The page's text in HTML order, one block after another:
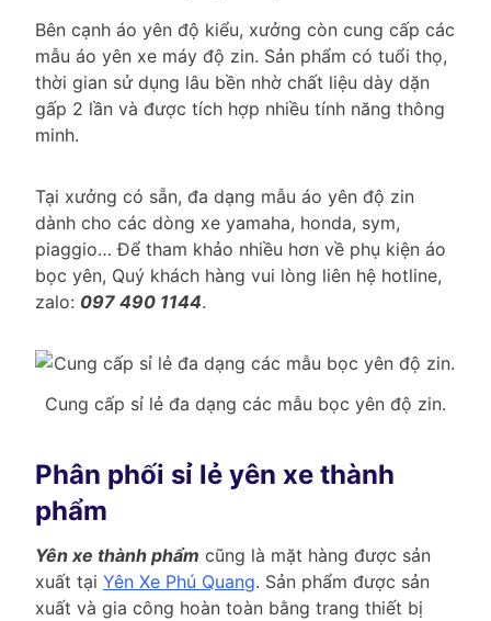
Bên cạnh áo yên độ kiểu, xưởng còn cung cấp các
mẫu áo yên xe máy độ zin. Sản phẩm có tuổi thọ,
thời gian sử dụng lâu bền nhờ chất liệu dày dặn
gấp 2 lần và được tích hợp nhiều tính năng thông
minh.
Tại xưởng có sẵn, đa dạng mẫu áo yên độ zin
dành cho các dòng xe yamaha, honda, sym,
piaggio… Để tham khảo nhiều hơn về phụ kiện áo
bọc yên, Quý khách hàng vui lòng liên hệ hotline,
zalo: 097 490 1144.
Cung cấp sỉ lẻ đa dạng các mẫu bọc yên độ zin.
Phân phối sỉ lẻ yên xe thành
phẩm
Yên xe thành phẩm cũng là mặt hàng được sản
xuất tại Yên Xe Phú Quang. Sản phẩm được sản
xuất và gia công hoàn toàn bằng trang thiết bị